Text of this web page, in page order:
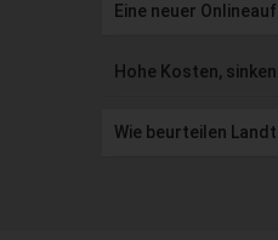
Eine neuer
Hohe Kosten,
Wie beurteilen